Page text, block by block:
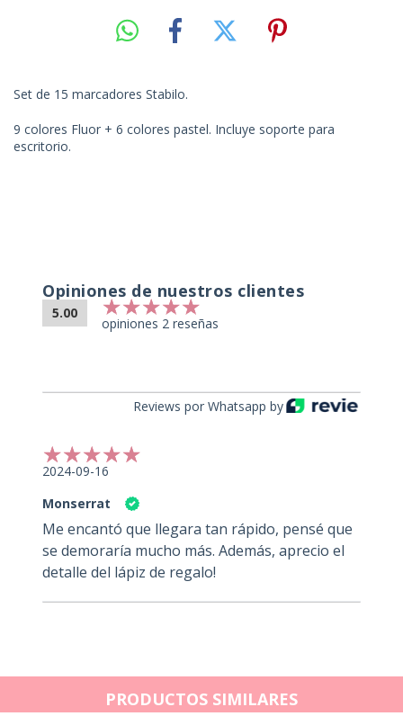
Set de 15 marcadores Stabilo.
9 colores Fluor + 6 colores pastel. Incluye soporte para
escritorio.
Opiniones de nuestros clientes
5.00
opiniones 2 reseñas
Reviews por Whatsapp by
2024-09-16
Monserrat
Me encantó que llegara tan rápido, pensé que
se demoraría mucho más. Además, aprecio el
detalle del lápiz de regalo!
PRODUCTOS SIMILARES